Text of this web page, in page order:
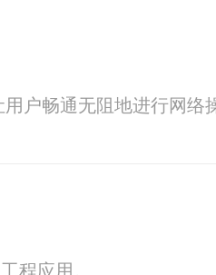
户畅通无阻地进行网络
程应用。